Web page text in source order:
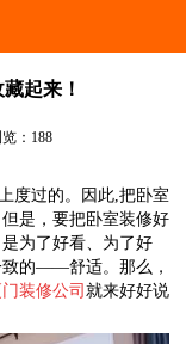
起来！
：188
度过的。因此,把卧室
是，要把卧室装修好
为了好看、为了好
致的——舒适。那么，
装修公司 就来好好说